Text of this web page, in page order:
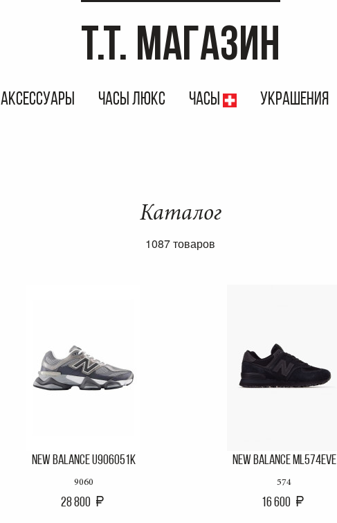
T.T. МАГАЗИН
АКСЕССУАРЫ ЧАСЫ ЛЮКС ЧАСЫ УКРАШЕНИЯ
Каталог
1087 товаров
NEW BALANCE U906051K
9060
28 800
NEW BALANCE ML574EVE
574
16 600